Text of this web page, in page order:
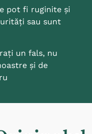
pot fi ruginite și
sau sunt
un fals, nu
și de